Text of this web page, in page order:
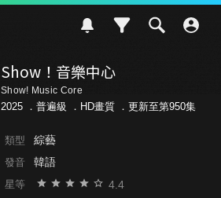
Show！音樂中心
Show! Music Core
2025 ． 普遍級 ．HD畫質 ．更新至第950集
類型 綜藝
發音 韓語
星等 4.4